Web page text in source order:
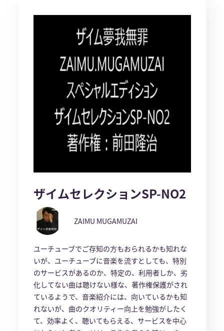
ザイムセレクションSP-NO2
ZAIMU MUGAMUZAI
ユーチューブでご存知の方もおられるかも知れな
いが、ユーチューブに音楽を流すとしても、特別
のサービスがあるのか、特定の、利用者しか、劣
化してない曲は聴けない様な、著作権保護がされ
ているようで、音楽紹介には、向いているかも知
れないが、曲のクオリティー向上を勉強がしたく
て、効率よく、聴いてもらえる、サービスを中心